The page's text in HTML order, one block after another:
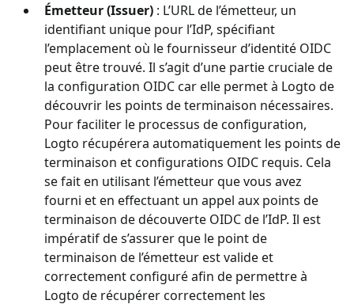
Émetteur (Issuer) : L’URL de l’émetteur, un
identifiant unique pour l’IdP, spécifiant
l’emplacement où le fournisseur d’identité OIDC
peut être trouvé. Il s’agit d’une partie cruciale de
la configuration OIDC car elle permet à Logto de
découvrir les points de terminaison nécessaires.
Pour faciliter le processus de configuration,
Logto récupérera automatiquement les points de
terminaison et configurations OIDC requis. Cela
se fait en utilisant l’émetteur que vous avez
fourni et en effectuant un appel aux points de
terminaison de découverte OIDC de l’IdP. Il est
impératif de s’assurer que le point de
terminaison de l’émetteur est valide et
correctement configuré afin de permettre à
Logto de récupérer correctement les